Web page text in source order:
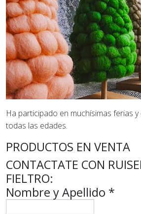
Ha participado en muchísimas ferias
todas las edades.
PRODUCTOS EN VENTA
CONTACTATE CON
FIELTRO:
Nombre y Apellido *